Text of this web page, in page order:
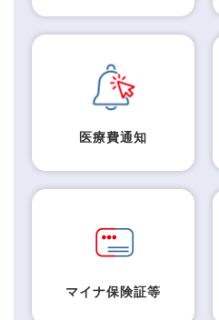
医療費通知
マイナ保険証等